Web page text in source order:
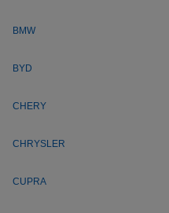
BMW
BYD
CHERY
CHRYSLER
CUPRA